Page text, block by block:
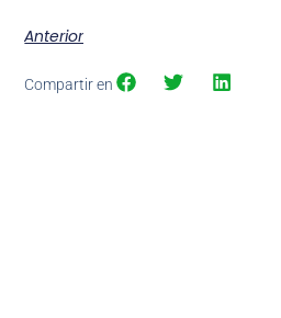
Anterior
Compartir en